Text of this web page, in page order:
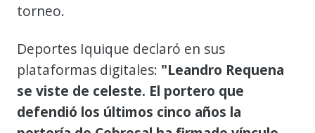
torneo.
Deportes Iquique declaró en sus
plataformas digitales: "Leandro Requena
se viste de celeste. El portero que
defendió los últimos cinco años la